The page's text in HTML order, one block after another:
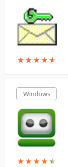
★★★★★
★★★★★
Windows
★★★★★
★★★★★